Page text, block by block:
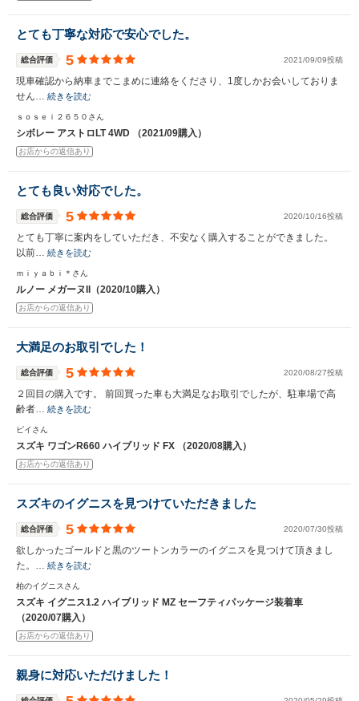
とても丁寧な対応で安心でした。
総合評価 5 2021/09/09投稿
現車確認から納車までこまめに連絡をくださり、1度しかお会いしておりま
せん… 続きを読む
ｓｏｓｅｉ２６５０さん
シボレー アストロLT 4WD （2021/09購入）
お店からの返信あり
とても良い対応でした。
総合評価 5 2020/10/16投稿
とても丁寧に案内をしていただき、不安なく購入することができました。
以前… 続きを読む
ｍｉｙａｂｉ＊さん
ルノー メガーヌII（2020/10購入）
お店からの返信あり
大満足のお取引でした！
総合評価 5 2020/08/27投稿
２回目の購入です。 前回買った車も大満足なお取引でしたが、駐車場で高
齢者… 続きを読む
ピイさん
スズキ ワゴンR660 ハイブリッド FX （2020/08購入）
お店からの返信あり
スズキのイグニスを見つけていただきました
総合評価 5 2020/07/30投稿
欲しかったゴールドと黒のツートンカラーのイグニスを見つけて頂きまし
た。… 続きを読む
柏のイグニスさん
スズキ イグニス1.2 ハイブリッド MZ セーフティパッケージ装着車
（2020/07購入）
お店からの返信あり
親身に対応いただけました！